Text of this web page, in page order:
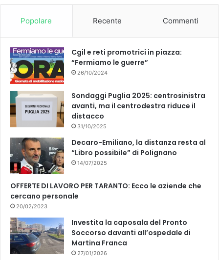
Popolare Recente Commenti
Cgil e reti promotrici in piazza:
“Fermiamo le guerre”
26/10/2024
Sondaggi Puglia 2025: centrosinistra
avanti, ma il centrodestra riduce il
distacco
31/10/2025
Decaro-Emiliano, la distanza resta al
“Libro possibile” di Polignano
14/07/2025
OFFERTE DI LAVORO PER TARANTO: Ecco le aziende che
cercano personale
20/02/2023
Investita la caposala del Pronto
Soccorso davanti all’ospedale di
Martina Franca
27/01/2026